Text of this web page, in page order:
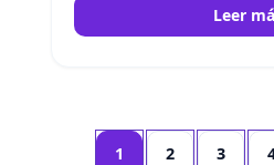
Leer
1 2 3